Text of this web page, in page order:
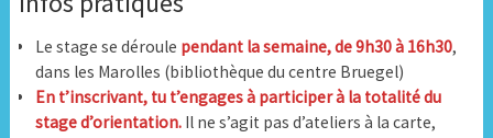
Le stage se déroule pendant la semaine, de 9h30 à 16h30,
dans les Marolles (bibliothèque du centre Bruegel)
En t’inscrivant, tu t’engages à participer à la totalité du
stage d’orientation. Il ne s’agit pas d’ateliers à la carte,